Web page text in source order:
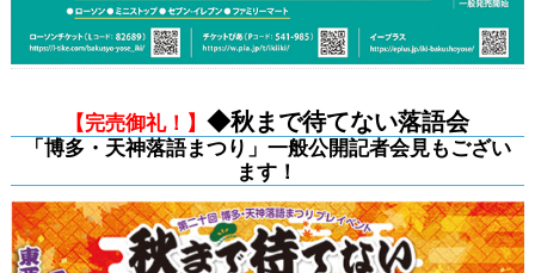
【完売御礼！】◆秋まで待てない落語会
「博多・天神落語まつり」一般公開記者会見もござい
ます！